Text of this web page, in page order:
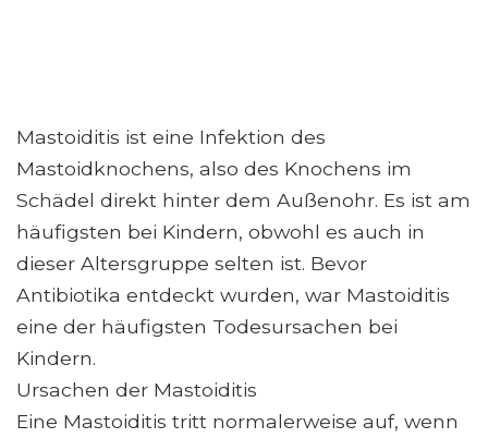
Mastoiditis ist eine Infektion des
Mastoidknochens, also des Knochens im
Schädel direkt hinter dem Außenohr. Es ist am
häufigsten bei Kindern, obwohl es auch in
dieser Altersgruppe selten ist. Bevor
Antibiotika entdeckt wurden, war Mastoiditis
eine der häufigsten Todesursachen bei
Kindern.
Ursachen der Mastoiditis
Eine Mastoiditis tritt normalerweise auf, wenn